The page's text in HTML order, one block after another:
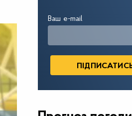
Ваш e-mail